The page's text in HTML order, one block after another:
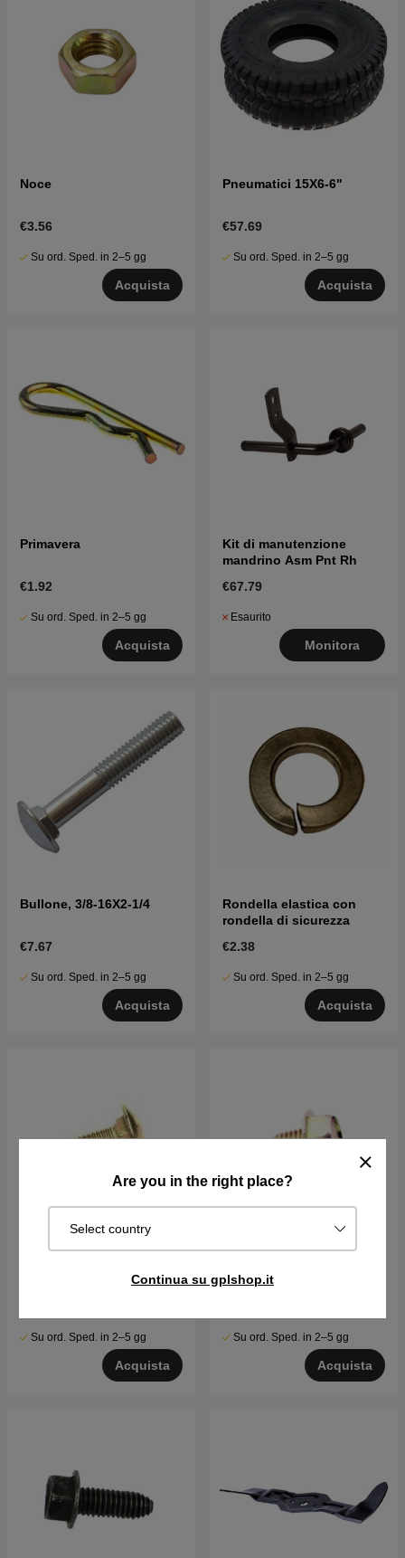
Are you in the right place?
Select country
Continua su gplshop.it
Noce
€3.56
Su ord. Sped. in 2–5 gg
Acquista
Pneumatici 15X6-6"
€57.69
Su ord. Sped. in 2–5 gg
Acquista
Primavera
€1.92
Su ord. Sped. in 2–5 gg
Acquista
Kit di manutenzione
mandrino Asm Pnt Rh
€67.79
Esaurito
Monitora
Bullone, 3/8-16X2-1/4
€7.67
Su ord. Sped. in 2–5 gg
Acquista
Rondella elastica con
rondella di sicurezza
€2.38
Su ord. Sped. in 2–5 gg
Acquista
Su ord. Sped. in 2–5 gg
Acquista
con co
Su ord. Sped. in 2–5 gg
Acquista